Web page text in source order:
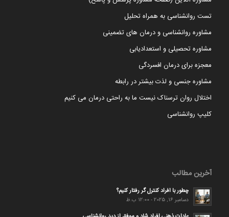
تست روانشناسی به همراه تحلیل
مشاوره روانشناسی و درمان های تضمینی
مشاوره تحصیلی و استعدادیابی
معجزه برای درمان افسردگی
مشاوره جنسی و لذت بیشتر در رابطه
اختلال روان ترسناک نیست ما به راحتی درمان می کنیم
کلیپ روانشناسی
آخرین مطالب
چطور با افراد کنترل گر رفتار کنیم؟
دسامبر 16, 2025 - 12:00 ب.ظ